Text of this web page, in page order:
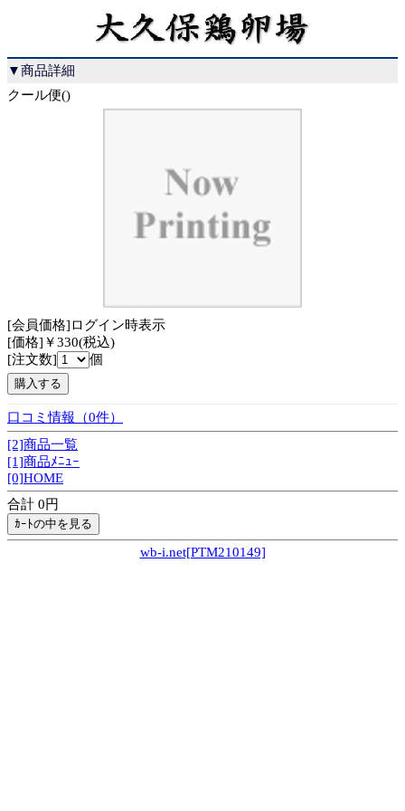
▼商品詳細
クール便()
[会員価格]ログイン時表示
[価格]￥330(税込)
[注文数]
個
口コミ情報（0件）
[2]商品一覧
[1]商品ﾒﾆｭｰ
[0]HOME
合計 0円
wb-i.net[PTM210149]